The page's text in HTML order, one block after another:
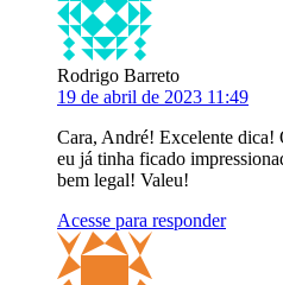
Rodrigo Barreto
19 de abril de 2023 11:49
Cara, André! Excelente dica!
eu já tinha ficado
bem legal! Valeu!
Acesse para responder